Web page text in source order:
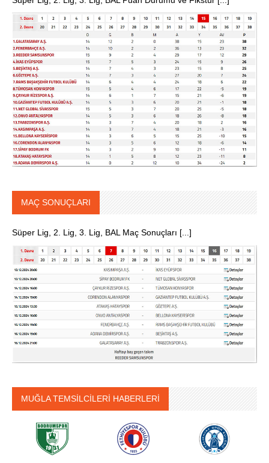
MAÇ SONUÇLARI
Süper Lig, 2. Lig, 3. Lig, BAL Maç Sonuçları [...]
MUĞLA TEMSİLCİLERİ HABERLERİ